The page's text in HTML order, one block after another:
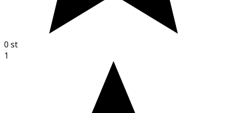
0 st
1